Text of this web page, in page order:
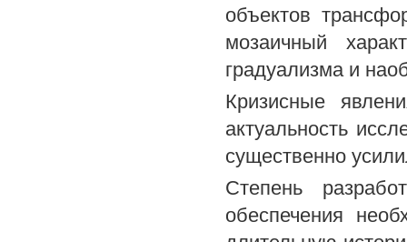
объектов
мозаичный
градуализма и
Кризисные
актуальность
существенно
Степень
обеспечения